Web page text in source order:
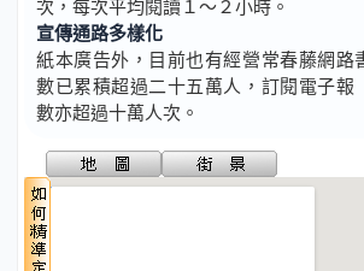
次，每次平均閱讀１～２小時。
宣傳通路多樣化
紙本廣告外，目前也有經營常春藤網路
數已累積超過二十五萬人，訂閱電子報
數亦超過十萬人次。